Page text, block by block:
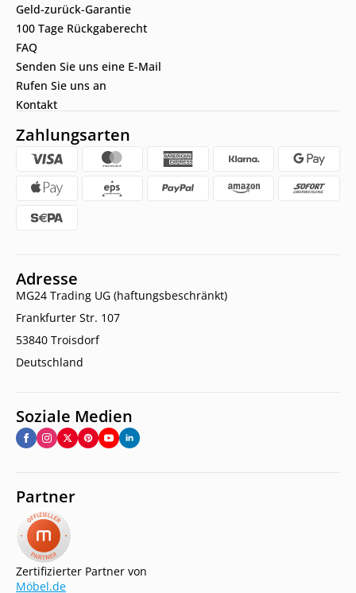
Geld-zurück-Garantie
100 Tage Rückgaberecht
FAQ
Senden Sie uns eine E-Mail
Rufen Sie uns an
Kontakt
Zahlungsarten
Adresse
MG24 Trading UG (haftungsbeschränkt)
Frankfurter Str. 107
53840 Troisdorf
Deutschland
Soziale Medien
Partner
Zertifizierter Partner von
Möbel.de